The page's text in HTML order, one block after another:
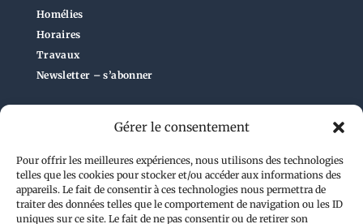
Gérer le consentement
Pour offrir les meilleures expériences, nous utilisons des technologies
telles que les cookies pour stocker et/ou accéder aux informations des
appareils. Le fait de consentir à ces technologies nous permettra de
traiter des données telles que le comportement de navigation ou les ID
uniques sur ce site. Le fait de ne pas consentir ou de retirer son
Homélies
Horaires
Travaux
Newsletter – s’abonner
Administration du site